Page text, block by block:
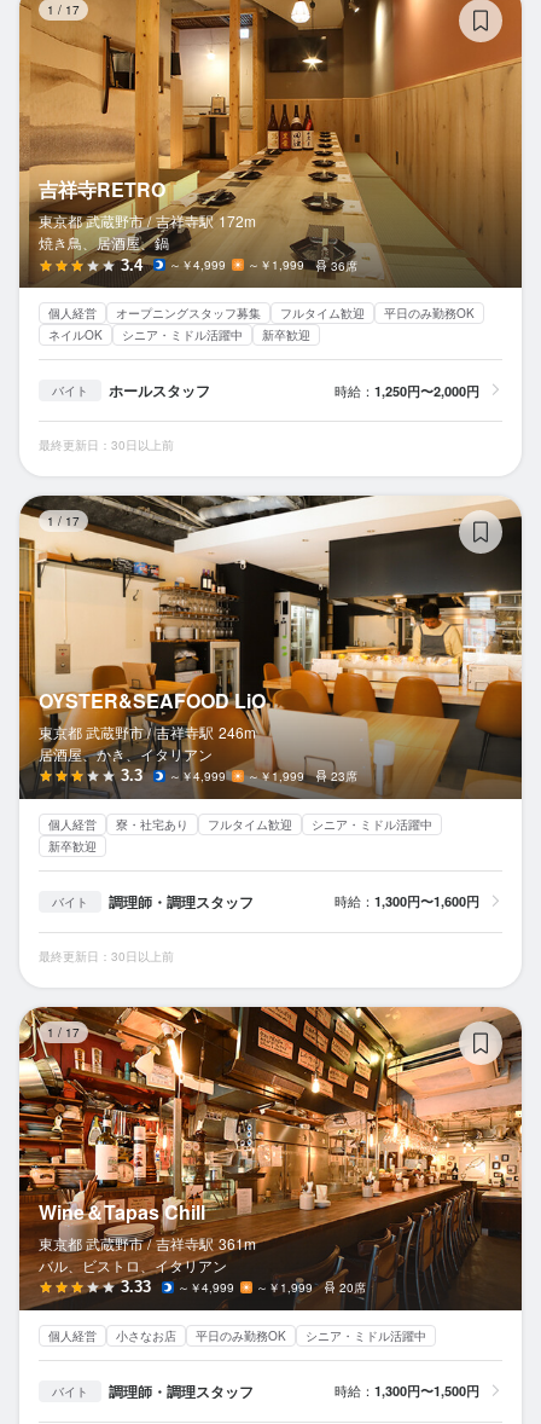
1 / 17
吉祥寺RETRO
東京都 武蔵野市 / 吉祥寺駅 172m
焼き鳥、居酒屋、鍋
3.4 ～￥4,999 ～￥1,999 36席
個人経営 オープニングスタッフ募集 フルタイム歓迎
平日のみ勤務OK
ネイルOK
シニア・ミドル活躍中 新卒歓迎
バイト ホールスタッフ 時給： 1,250円〜2,000円
最終更新日：30日以上前
1/17
OYSTER&SEAFOOD LiO
東京都 武蔵野市 / 吉祥寺駅 246m
居酒屋、かき、イタリアン
3.3 ～￥4,999 ～￥1,999 23席
個人経営 寮・社宅あり フルタイム歓迎
シニア・ミドル活躍中
新卒歓迎
バイト 調理師・調理スタッフ 時給： 1,300円〜1,600円
最終更新日：30日以上前
1 / 17
Wine＆Tapas Chill
東京都 武蔵野市 / 吉祥寺駅 361m
バル、ビストロ、イタリアン
3.33 ～￥4,999 ～￥1,999 20席
個人経営 小さなお店 平日のみ勤務OK シニア・ミドル活躍中
バイト 調理師・調理スタッフ 時給： 1,300円〜1,500円